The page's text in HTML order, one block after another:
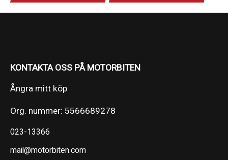
KONTAKTA OSS PÅ MOTORBITEN
Ångra mitt köp
Org. nummer: 5566689278
023-13366
mail@motorbiten.com